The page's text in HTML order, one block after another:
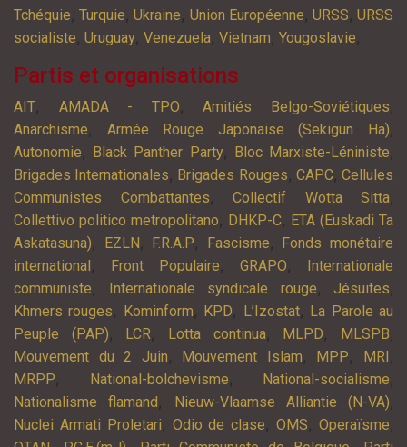
Tchéquie,Turquie,Ukraine, Union Européenne, URSS,URSS
socialiste, Uruguay, Venezuela, Vietnam, Yougoslavie,
Partis et organisations
AIT, AMADA - TPO,Amitiés Belgo-Soviétiques,
Anarchisme, Armée Rouge Japonaise (Sekigun Ha),
Autonomie, Black Panther Party, Bloc Marxiste-Léniniste,
Brigades Internationales, Brigades Rouges, CAPC,Cellules
Communistes Combattantes, Collectif Wotta Sitta,
Collettivo politico metropolitano, DHKP-C, ETA (Euskadi Ta
Askatasuna), EZLN , F.R.A.P, Fascisme,
Fonds monétaire
international , Front Populaire, GRAPO,
Internationale
communiste, Internationale syndicale rouge, Jésuites,
Khmers rouges, Kominform, KPD, L’Izostat, La Parole au
Peuple (PAP), LCR, Lotta continua, MLPD, MLSPB,
Mouvement du 2 Juin, Mouvement Islam, MPP, MRI ,
MRPP, National-bolchevisme, National-socialisme,
Nationalisme flamand , Nieuw-Vlaamse Alliantie (N-VA),
Nuclei Armati Proletari, Odio de clase,OMS,Operaïsme,